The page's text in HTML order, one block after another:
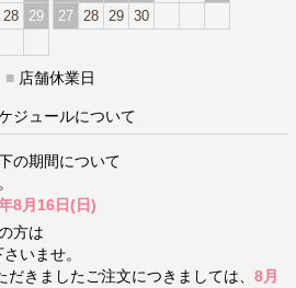
28
29
27 28 29 30
■ 店舗休業日
ジュールについて
の期間について
8月16日(日)
方は
いませ。
きましたご注文につきましては、 8月